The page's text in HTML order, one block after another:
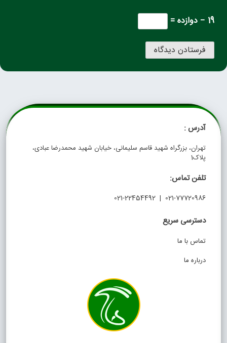
19 − دوازده =
آدرس :
تهران، بزرگراه شهید قاسم سلیمانی، خیابان شهید محمدرضا عبادی،
پلاک1
تلفن تماس:
021-77720986 | 021-22454492
دسترسی سریع
تماس با ما
درباره ما